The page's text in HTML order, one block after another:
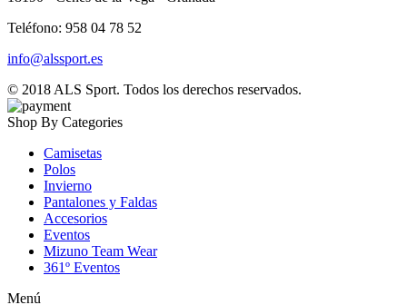
Teléfono: 958 04 78 52
info@alssport.es
© 2018 ALS Sport. Todos los derechos reservados.
Shop By Categories
Camisetas
Polos
Invierno
Pantalones y Faldas
Accesorios
Eventos
Mizuno Team Wear
361º Eventos
Menú